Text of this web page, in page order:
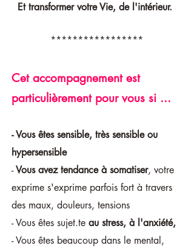
Et transformer votre Vie, de l'intérieur.
*****************
Cet accompagnement est
particulièrement pour vous si ...
- Vous êtes sensible, très sensible ou
hypersensible
-Vous avez tendance à somatiser, votre
exprime s'exprime parfois fort à travers
des maux, douleurs, tensions
- Vous êtes sujet.te au stress, à l'anxiété,
- Vous êtes beaucoup dans le mental,